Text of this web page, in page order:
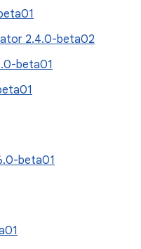
2.4.0-beta02
beta01
beta01